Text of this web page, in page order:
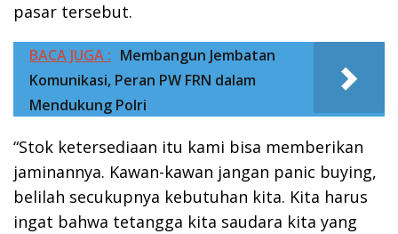
pasar tersebut.
BACA JUGA : Membangun Jembatan
Komunikasi, Peran PW FRN dalam
Mendukung Polri
“Stok ketersediaan itu kami bisa memberikan
jaminannya. Kawan-kawan jangan panic buying,
belilah secukupnya kebutuhan kita. Kita harus
ingat bahwa tetangga kita saudara kita yang